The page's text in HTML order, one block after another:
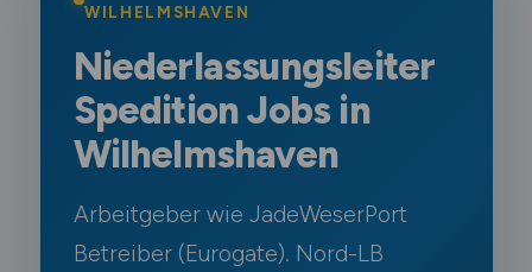
WILHELMSHAVEN
Niederlassungsleiter
Spedition Jobs in
Wilhelmshaven
Arbeitgeber wie JadeWeserPort
Betreiber (Eurogate). Nord-LB